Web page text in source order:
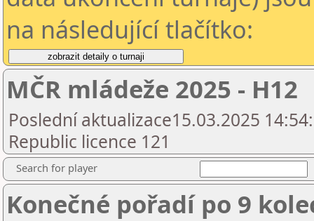
na následující tlačítko:
MČR mládeže 2025 - H12
Poslední aktualizace15.03.2025
Republic licence 121
Search for player
Konečné pořadí po 9